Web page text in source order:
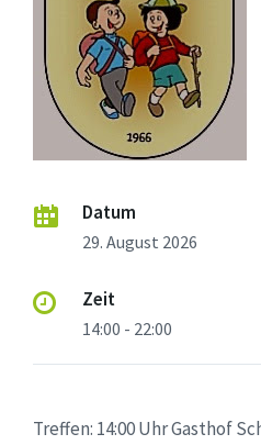
Datum
29. August 2026
Zeit
14:00 - 22:00
Treffen: 14:00 Uhr Gasthof